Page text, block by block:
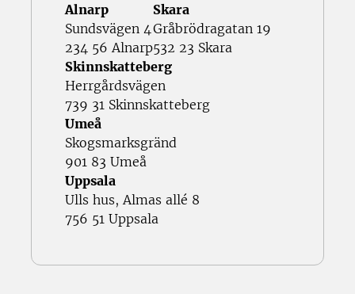
Alnarp
Sundsvägen 4
234 56 Alnarp
Skara
Gråbrödragatan 19
532 23 Skara
Skinnskatteberg
Herrgårdsvägen
739 31 Skinnskatteberg
Umeå
Skogsmarksgränd
901 83 Umeå
Uppsala
Ulls hus, Almas allé 8
756 51 Uppsala